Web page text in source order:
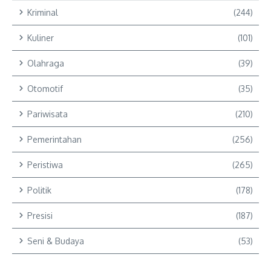
Kriminal (244)
Kuliner (101)
Olahraga (39)
Otomotif (35)
Pariwisata (210)
Pemerintahan (256)
Peristiwa (265)
Politik (178)
Presisi (187)
Seni & Budaya (53)